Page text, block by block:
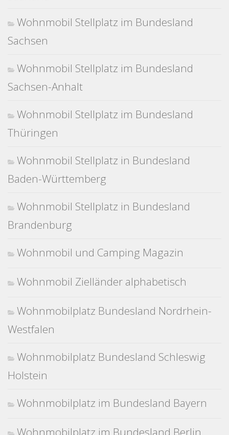
Wohnmobil Stellplatz im Bundesland
Sachsen
Wohnmobil Stellplatz im Bundesland
Sachsen-Anhalt
Wohnmobil Stellplatz im Bundesland
Thüringen
Wohnmobil Stellplatz in Bundesland
Baden-Württemberg
Wohnmobil Stellplatz in Bundesland
Brandenburg
Wohnmobil und Camping Magazin
Wohnmobil Zielländer alphabetisch
Wohnmobilplatz Bundesland Nordrhein-
Westfalen
Wohnmobilplatz Bundesland Schleswig
Holstein
Wohnmobilplatz im Bundesland Bayern
Wohnmobilplatz im Bundesland Berlin